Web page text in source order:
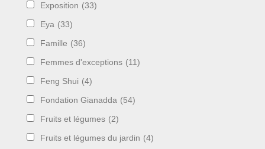
Exposition (33)
Eya (33)
Famille (36)
Femmes d'exceptions (11)
Feng Shui (4)
Fondation Gianadda (54)
Fruits et légumes (2)
Fruits et légumes du jardin (4)